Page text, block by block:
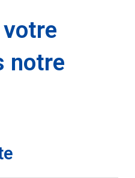
notre